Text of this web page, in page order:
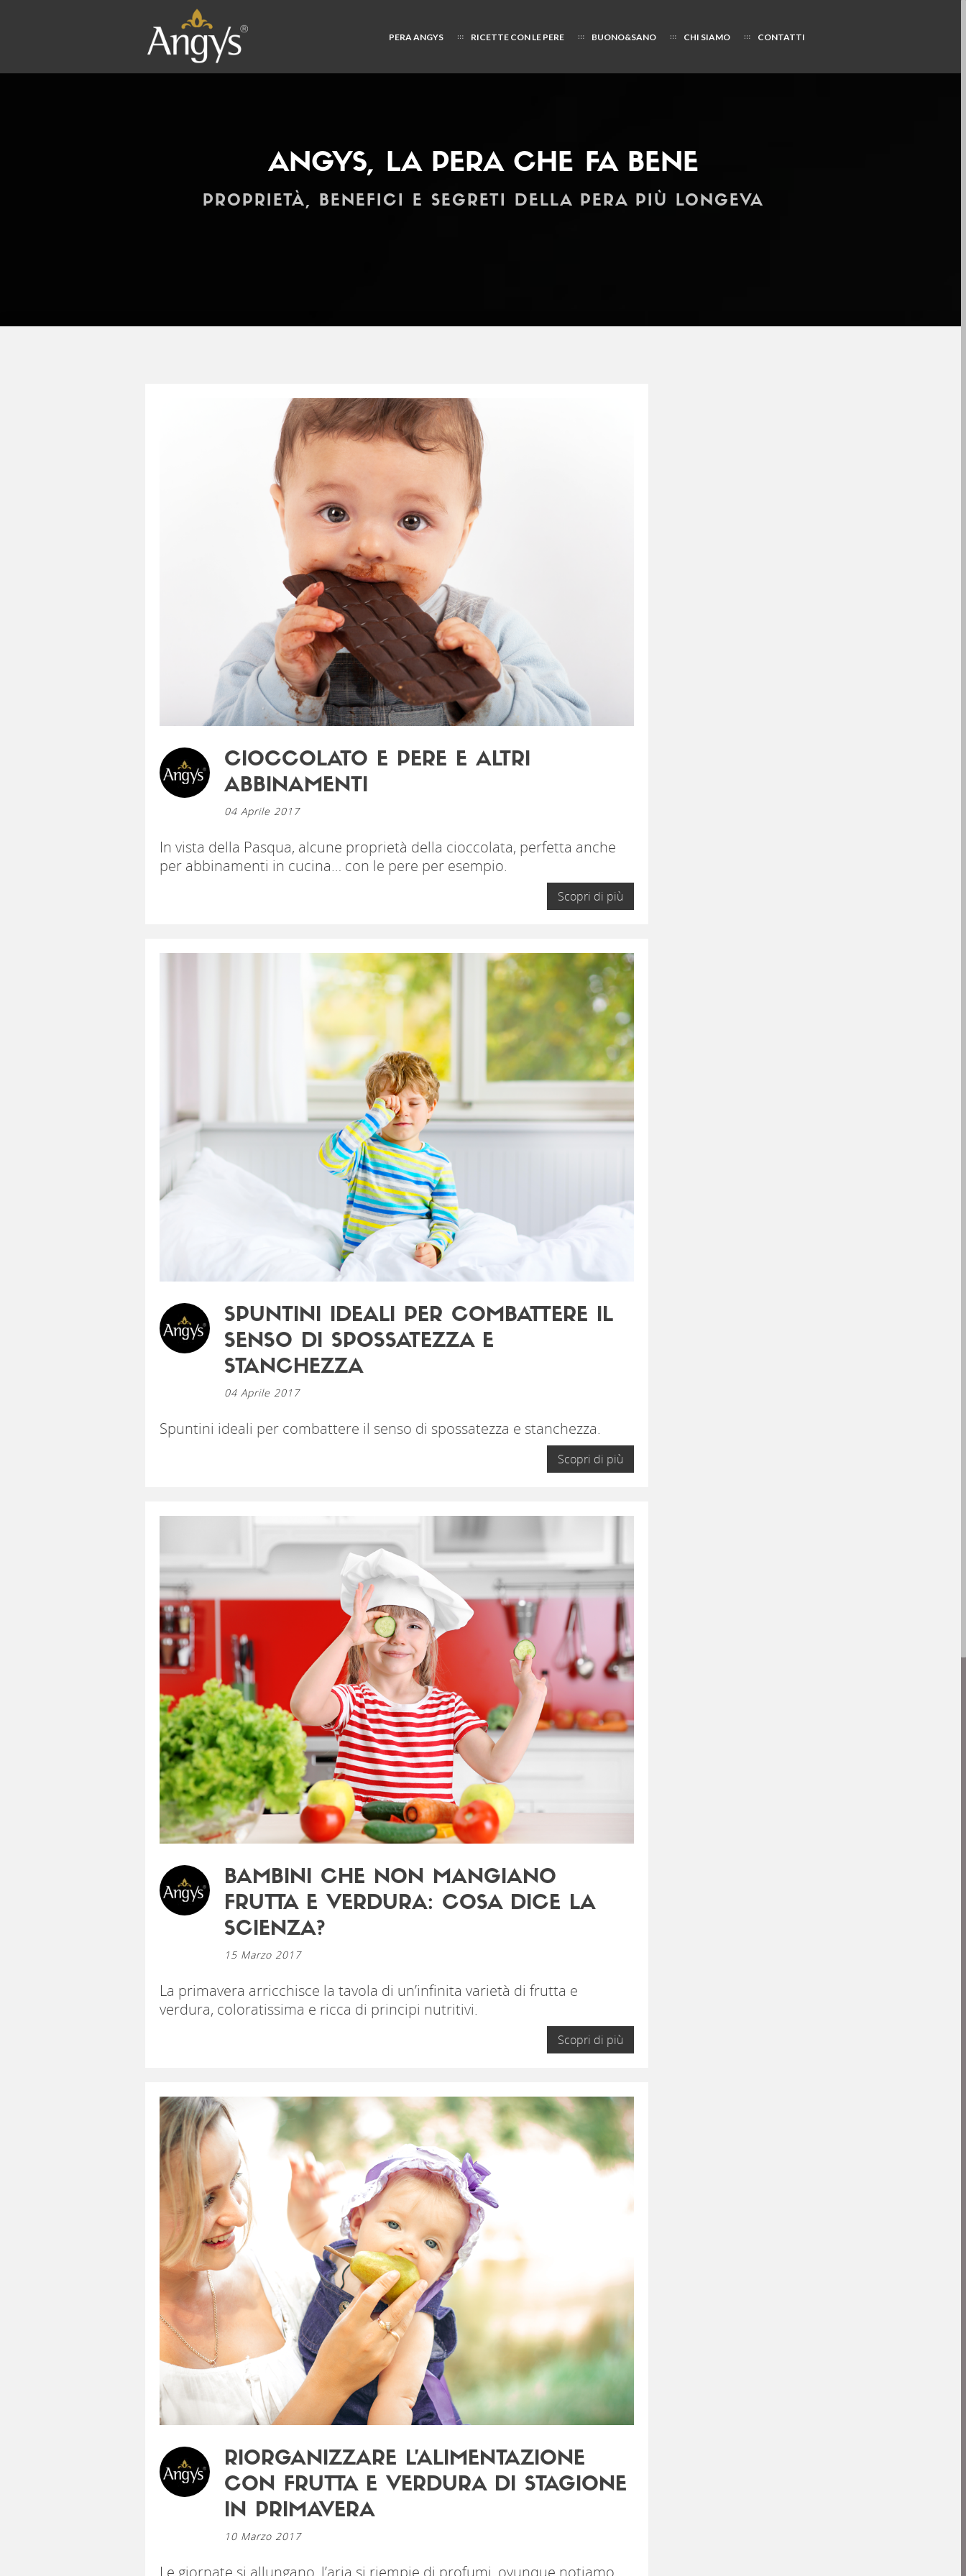
PERA ANGYS RICETTE CON LE PERE BUONO&SANO CHI SIAMO CONTATTI
ANGYS, LA PERA CHE FA BENE
PROPRIETÀ, BENEFICI E SEGRETI DELLA PERA PIÙ LONGEVA
CIOCCOLATO E PERE E ALTRI
ABBINAMENTI
04 Aprile 2017
In vista della Pasqua, alcune proprietà della cioccolata, perfetta anche
per abbinamenti in cucina… con le pere per esempio.
Scopri di più
SPUNTINI IDEALI PER COMBATTERE IL
SENSO DI SPOSSATEZZA E
STANCHEZZA
04 Aprile 2017
Spuntini ideali per combattere il senso di spossatezza e stanchezza.
Scopri di più
BAMBINI CHE NON MANGIANO
FRUTTA E VERDURA: COSA DICE LA
SCIENZA?
15 Marzo 2017
La primavera arricchisce la tavola di un’infinita varietà di frutta e
verdura, coloratissima e ricca di principi nutritivi.
Scopri di più
RIORGANIZZARE L’ALIMENTAZIONE
CON FRUTTA E VERDURA DI STAGIONE
IN PRIMAVERA
10 Marzo 2017
Le giornate si allungano, l’aria si riempie di profumi, ovunque notiamo